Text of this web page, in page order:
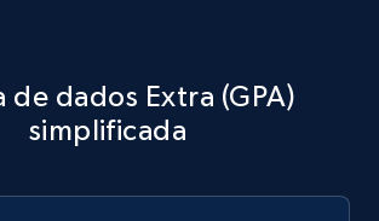
de dados Extra (GPA)
simplificada